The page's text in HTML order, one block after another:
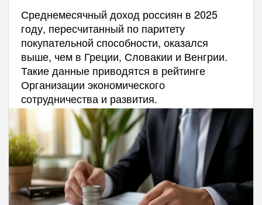
Среднемесячный доход россиян в 2025
году, пересчитанный по паритету
покупательной способности, оказался
выше, чем в Греции, Словакии и Венгрии.
Такие данные приводятся в рейтинге
Организации экономического
сотрудничества и развития.